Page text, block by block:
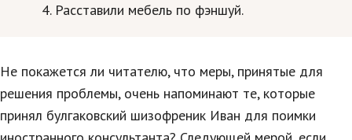
Хобби и развлечения
Юриспруденция
Природа
Расставили мебель по фэншуй.
Не покажется ли читателю, что меры, принятые для
решения проблемы, очень напоминают те, которые
принял булгаковский шизофреник Иван для поимки